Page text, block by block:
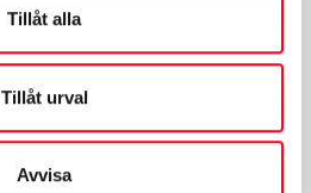
Tillåt alla
Tillåt urval
Avvisa